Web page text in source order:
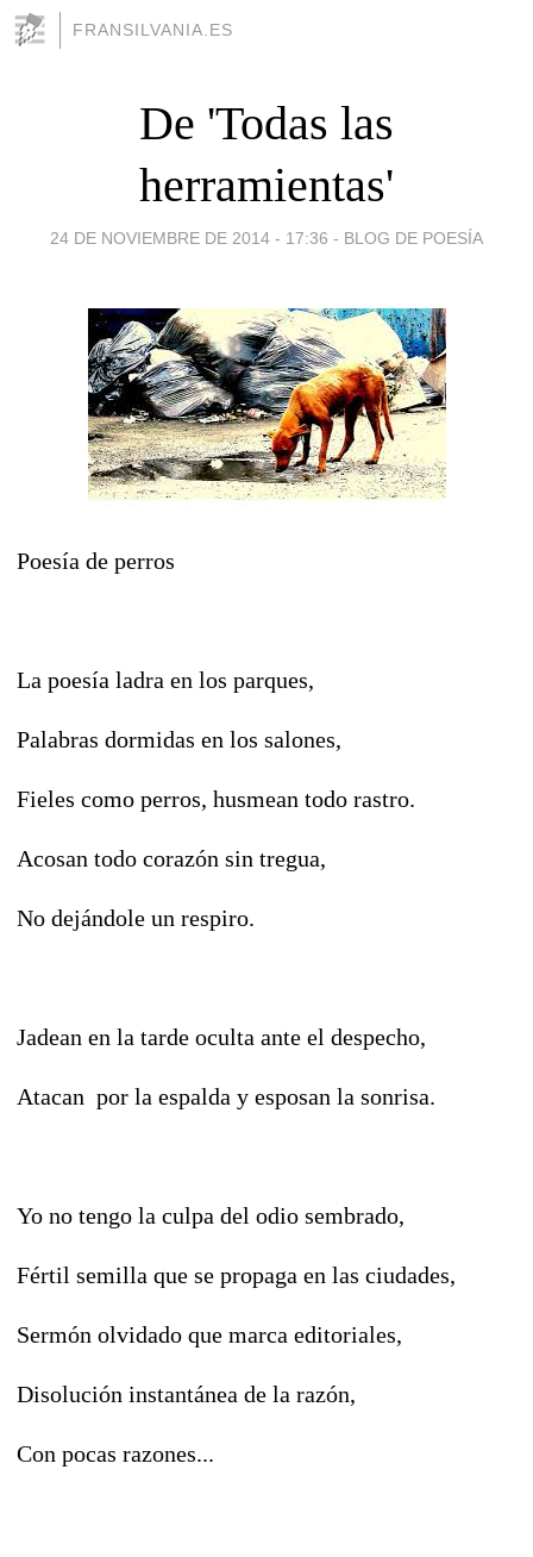
FRANSILVANIA.ES
De 'Todas las
herramientas'
24 DE NOVIEMBRE DE 2014 - 17:36 - BLOG DE POESÍA
Poesía de perros
La poesía ladra en los parques,
Palabras dormidas en los salones,
Fieles como perros, husmean todo rastro.
Acosan todo corazón sin tregua,
No dejándole un respiro.
Jadean en la tarde oculta ante el despecho,
Atacan por la espalda y esposan la sonrisa.
Yo no tengo la culpa del odio sembrado,
Fértil semilla que se propaga en las ciudades,
Sermón olvidado que marca editoriales,
Disolución instantánea de la razón,
Con pocas razones...